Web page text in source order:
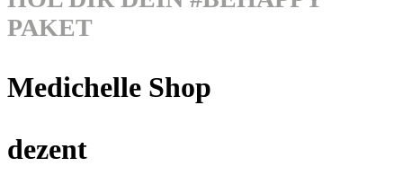
PAKET
Medichelle Shop
dezent